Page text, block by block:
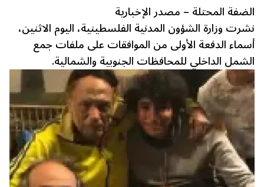
الضفة المحتلة – مصدر الإخبارية
نشرت وزارة الشؤون المدنية الفلسطينية، اليوم الاثنين،
أسماء الدفعة الأولى من الموافقات على ملفات جمع
الشمل الداخلي للمحافظات الجنوبية والشمالية.